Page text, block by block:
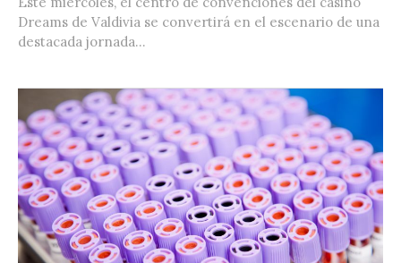
Dreams de Valdivia se convertirá en el escenario de una
destacada jornada...